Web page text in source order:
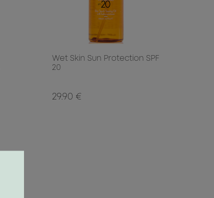
Wet Skin Sun Protection SPF
20
29.90 €